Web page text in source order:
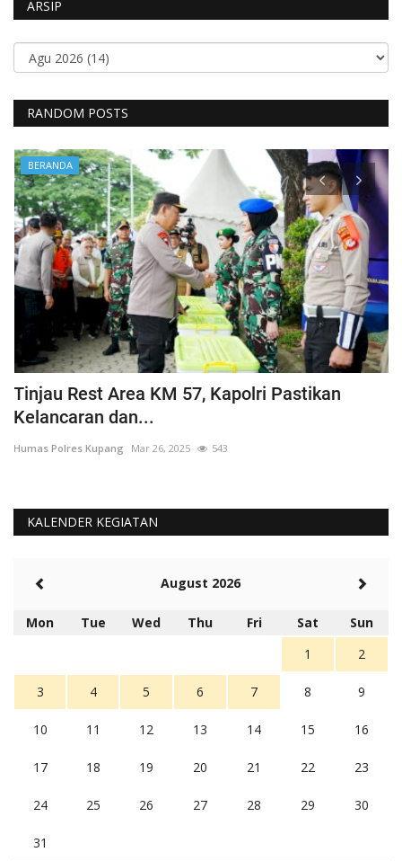
ARSIP
RANDOM POSTS
BERANDA
Tinjau Rest Area KM 57, Kapolri Pastikan
Kelancaran dan...
Humas Polres Kupang Mar 26, 2025 543
KALENDER KEGIATAN
August 2026
Mon Tue Wed Thu Fri Sat
Sun
1
2
3 4 5 6 7 8 9
10 11 12 13 14 15 16
17 18 19 20 21 22 23
24 25 26 27 28 29 30
31